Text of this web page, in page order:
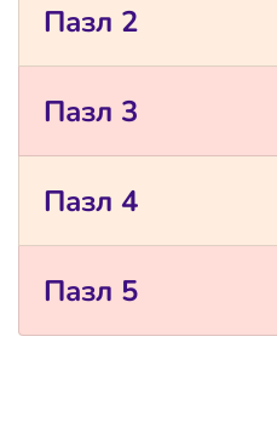
Пазл 2
Пазл 3
Пазл 4
Пазл 5